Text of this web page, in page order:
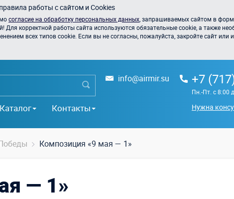
работы с сайтом и Cookies
согласие на обработку персональных данных , запрашиваемых сайтом в
корректной работы сайта используются обязательные cookie, а также
всех типов cookie. Если вы не согласны, пожалуйста, закройте сайт или
Каталог Контакты
info@airmir.su +7
Пн.-Пт. с 8:00
Нужна
Композиция «9 мая — 1»
— 1»